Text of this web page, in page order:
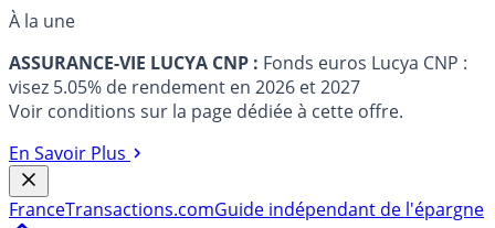
À la une
ASSURANCE-VIE LUCYA CNP : Fonds euros Lucya CNP :
visez 5.05% de rendement en 2026 et 2027
Voir conditions sur la page dédiée à cette offre.
En Savoir Plus
FranceTransactions.comGuide indépendant de l'épargne